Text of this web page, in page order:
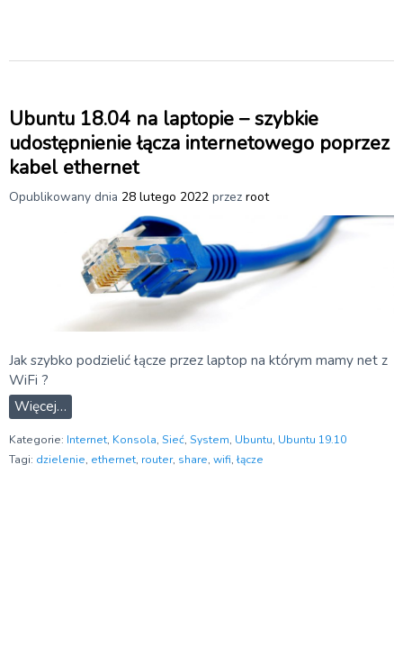
Ubuntu 18.04 na laptopie – szybkie
udostępnienie łącza internetowego poprzez
kabel ethernet
Opublikowany dnia 28 lutego 2022 przez root
Jak szybko podzielić łącze przez laptop na którym mamy net z
WiFi ?
Więcej…
Kategorie: Internet, Konsola, Sieć, System, Ubuntu, Ubuntu 19.10
Tagi: dzielenie, ethernet, router, share, wifi, łącze